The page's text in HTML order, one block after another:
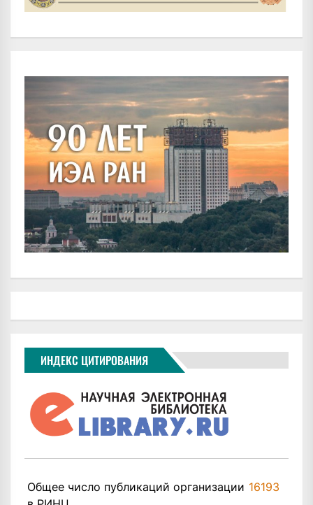
ИНДЕКС ЦИТИРОВАНИЯ
Общее число публикаций организации 16193